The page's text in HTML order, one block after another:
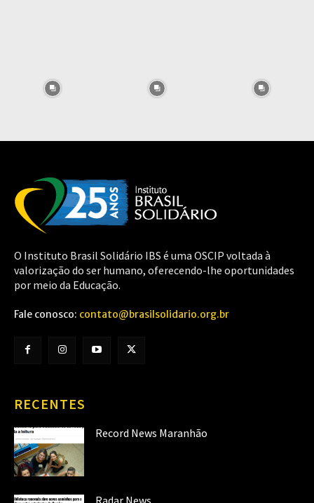
O Instituto Brasil Solidário IBS é uma OSCIP voltada à
valorização do ser humano, oferecendo-lhe oportunidades
por meio da Educação.
Fale conosco: contato@brasilsolidario.org.br
RECENTES
Record News Maranhão
Radar News